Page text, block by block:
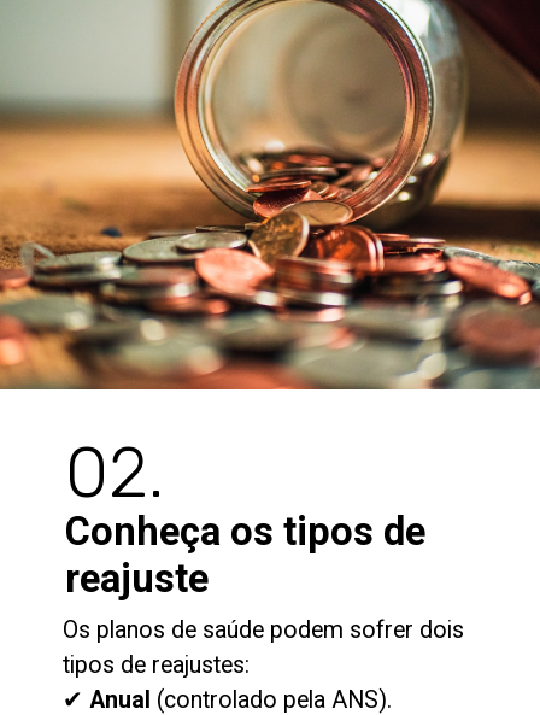
Conheça os tipos de
reajuste
02.
Os planos de saúde podem sofrer dois
tipos de reajustes:
✔Anual (controlado pela ANS).